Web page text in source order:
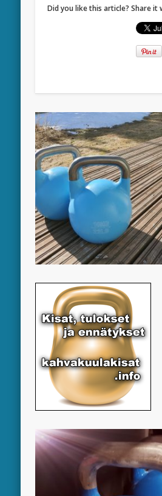
Did you like this article? Share it